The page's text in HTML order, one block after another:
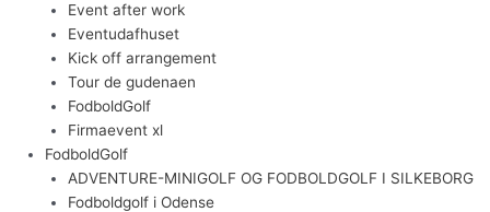
Event after work
Eventudafhuset
Kick off arrangement
Tour de gudenaen
FodboldGolf
Firmaevent xl
FodboldGolf
ADVENTURE-MINIGOLF OG FODBOLDGOLF I SILKEBORG
Fodboldgolf i Odense